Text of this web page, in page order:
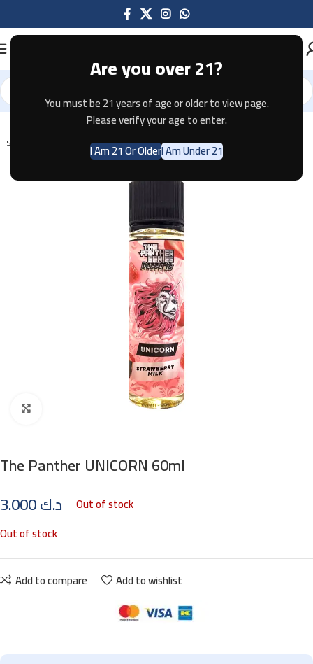
Are you over 21?
You must be 21 years of age or older to view page.
Please verify your age to enter.
I Am 21 Or OlderI Am Under 21
Home E-JUICE
SOLD OUT
The Panther UNICORN 60ml
د.ك
Out of stock
Out of stock
Add to compare Add to wishlist